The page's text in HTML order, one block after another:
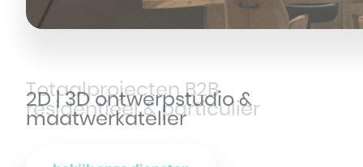
2D | 3D ontwerpstudio &
maatwerkatelier